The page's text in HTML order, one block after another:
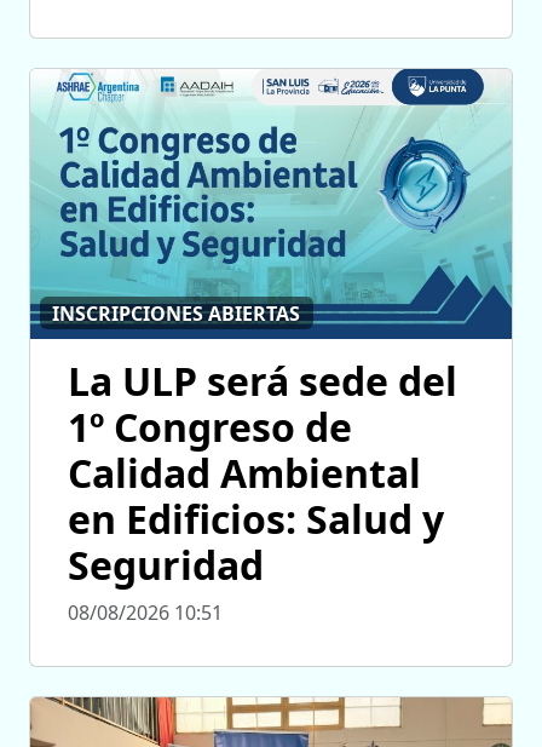
INSCRIPCIONES ABIERTAS
La ULP será sede del
1º Congreso de
Calidad Ambiental
en Edificios: Salud y
Seguridad
08/08/2026 10:51